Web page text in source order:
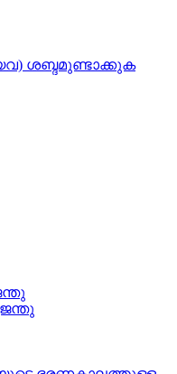
ശബ്ദമുണ്ടാക്കുക